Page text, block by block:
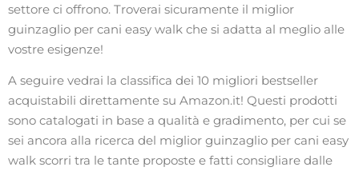
settore ci offrono. Troverai sicuramente il miglior
guinzaglio per cani easy walk che si adatta al meglio alle
vostre esigenze!
A seguire vedrai la classifica dei 10 migliori bestseller
acquistabili direttamente su Amazon.it! Questi prodotti
sono catalogati in base a qualità e gradimento, per cui se
sei ancora alla ricerca del miglior guinzaglio per cani easy
walk scorri tra le tante proposte e fatti consigliare dalle